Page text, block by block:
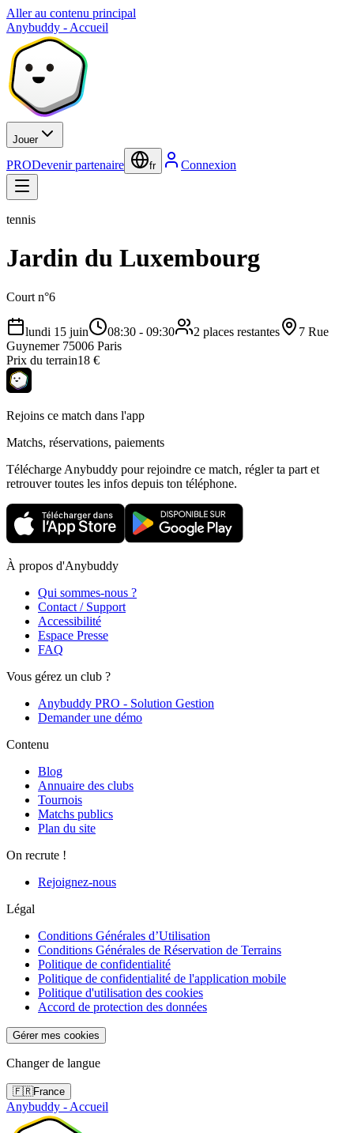
Aller au contenu principal
Anybuddy - Accueil
Jouer
PRODevenir partenaire fr Connexion
tennis
Jardin du Luxembourg
Court n°6
lundi 15 juin 08:30 - 09:30 2 places restantes
7 Rue
Guynemer 75006 Paris
Prix du terrain18 €
Rejoins ce match dans l'app
Matchs, réservations, paiements
Télécharge Anybuddy pour rejoindre ce match, régler ta part et
retrouver toutes les infos depuis ton téléphone.
À propos d'Anybuddy
Qui sommes-nous ?
Contact / Support
Accessibilité
Espace Presse
FAQ
Vous gérez un club ?
Anybuddy PRO - Solution Gestion
Demander une démo
Contenu
Blog
Annuaire des clubs
Tournois
Matchs publics
Plan du site
On recrute !
Rejoignez-nous
Légal
Conditions Générales d’Utilisation
Conditions Générales de Réservation de Terrains
Politique de confidentialité
Politique de confidentialité de l'application mobile
Politique d'utilisation des cookies
Accord de protection des données
Gérer mes cookies
Changer de langue
🇫🇷France
Anybuddy - Accueil